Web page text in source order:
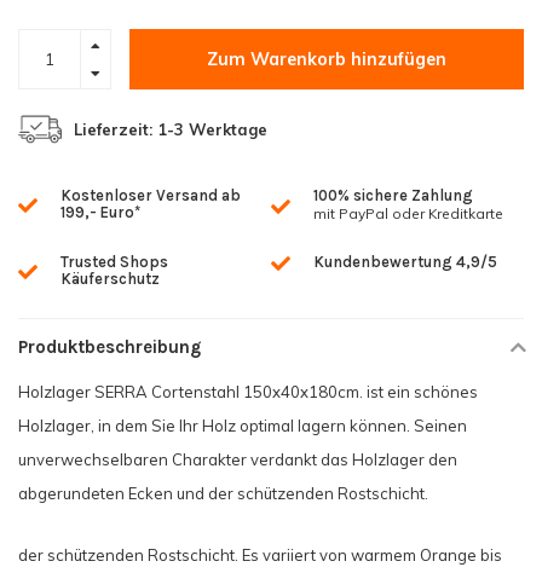
Zum Warenkorb hinzufügen
Lieferzeit: 1-3 Werktage
Kostenloser Versand ab
199,- Euro*
100% sichere Zahlung
mit PayPal oder Kreditkarte
Trusted Shops
Käuferschutz
Kundenbewertung 4,9/5
Produktbeschreibung
Holzlager SERRA Cortenstahl 150x40x180cm. ist ein schönes
Holzlager, in dem Sie Ihr Holz optimal lagern können. Seinen
unverwechselbaren Charakter verdankt das Holzlager den
abgerundeten Ecken und der schützenden Rostschicht.
der schützenden Rostschicht. Es variiert von warmem Orange bis